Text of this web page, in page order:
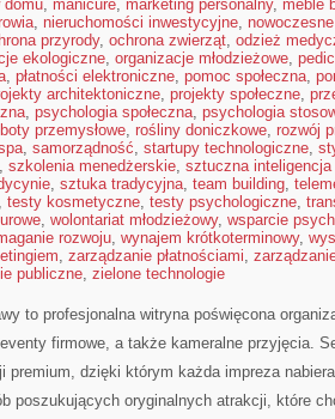
domu, manicure, marketing personalny, meble
, nieruchomości inwestycyjne,
przyrody, ochrona zwierząt, odzież
ekologiczne, organizacje młodzieżowe,
, płatności elektroniczne, pomoc społeczna,
architektoniczne, projekty społeczne,
, psychologia społeczna, psychologia
przemysłowe, rośliny doniczkowe, rozwój
, samorządność, startupy technologiczne,
, szkolenia menedżerskie, sztuczna
, sztuka tradycyjna, team building,
testy kosmetyczne, testy psychologiczne,
, wolontariat młodzieżowy, wsparcie
rozwoju, wynajem krótkoterminowy,
, zarządzanie płatnościami,
publiczne, zielone technologie
to profesjonalna witryna poświęcona
firmowe, a także kameralne przyjęcia.
premium, dzięki którym każda impreza
poszukujących oryginalnych atrakcji, które